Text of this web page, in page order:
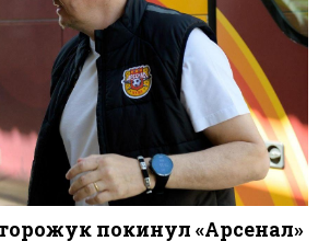
покинул «Арсенал»